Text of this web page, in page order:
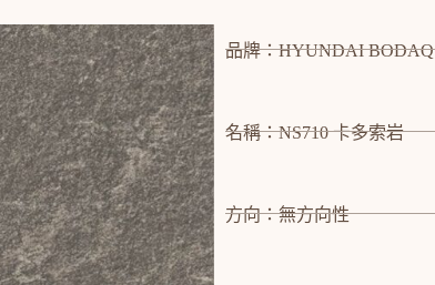
品牌：HYUNDAI BODAQ
名稱：NS710 卡多索岩
方向：無方向性